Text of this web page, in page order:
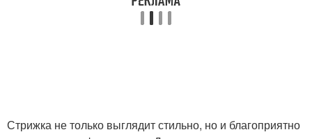
Стрижка не только выглядит стильно, но и благоприятно